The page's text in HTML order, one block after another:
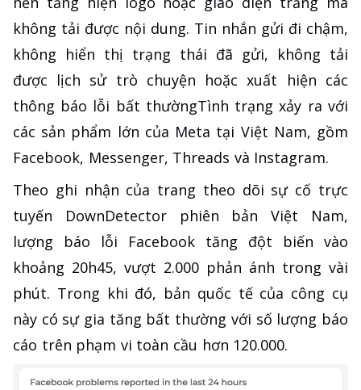
không tải được nội dung. Tin nhắn gửi đi chậm,
không hiển thị trạng thái đã gửi, không tải
được lịch sử trò chuyện hoặc xuất hiện các
thông báo lỗi bất thườngTình trạng xảy ra với
các sản phẩm lớn của Meta tại Việt Nam, gồm
Facebook, Messenger, Threads và Instagram.
Theo ghi nhận của trang theo dõi sự cố trực
tuyến DownDetector phiên bản Việt Nam,
lượng báo lỗi Facebook tăng đột biến vào
khoảng 20h45, vượt 2.000 phản ánh trong vài
phút. Trong khi đó, bản quốc tế của công cụ
này có sự gia tăng bất thường với số lượng báo
cáo trên phạm vi toàn cầu hơn 120.000.